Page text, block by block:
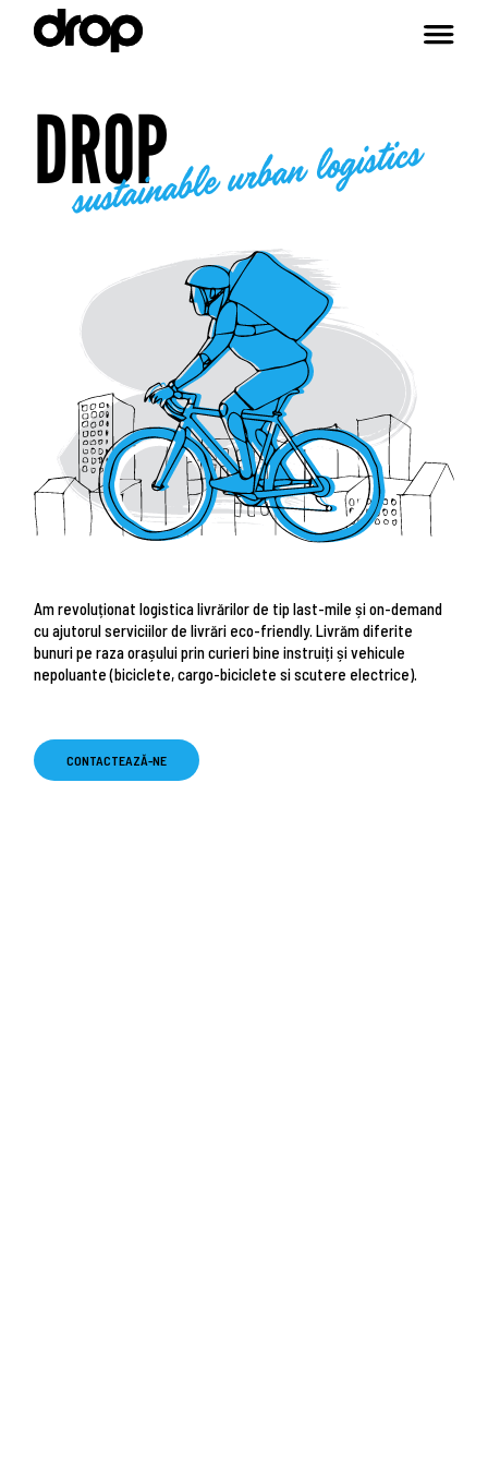
DROP
sustainable urban logistics
Am revoluționat logistica livrărilor de tip last-mile și on-demand
cu ajutorul serviciilor de livrări eco-friendly. Livrăm diferite
bunuri pe raza orașului prin curieri bine instruiți și vehicule
nepoluante (biciclete, cargo-biciclete si scutere electrice).
CONTACTEAZĂ-NE